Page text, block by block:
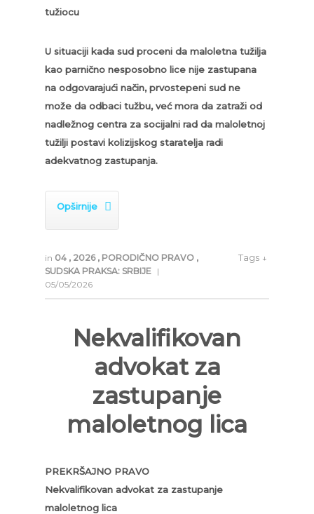
tužiocu
U situaciji kada sud proceni da maloletna tužilja
kao parnično nesposobno lice nije zastupana
na odgovarajući način, prvostepeni sud ne
može da odbaci tužbu, već mora da zatraži od
nadležnog centra za socijalni rad da maloletnoj
tužilji postavi kolizijskog staratelja radi
adekvatnog zastupanja.
Opširnije 
in 04 , 2026 , PORODIČNO PRAVO ,
SUDSKA PRAKSA: SRBIJE |
05/05/2026
Tags ↓
Nekvalifikovan
advokat za
zastupanje
maloletnog lica
PREKRŠAJNO PRAVO
Nekvalifikovan advokat za zastupanje
maloletnog lica